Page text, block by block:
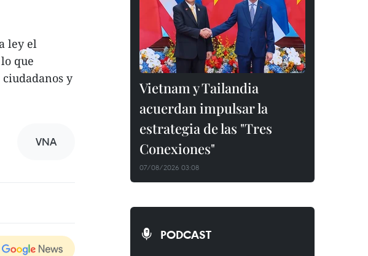
ley el
que
y
VNA
Vietnam y Tailandia
acuerdan impulsar la
estrategia de las "Tres
Conexiones"
07/08/2026 03:08
PODCAST